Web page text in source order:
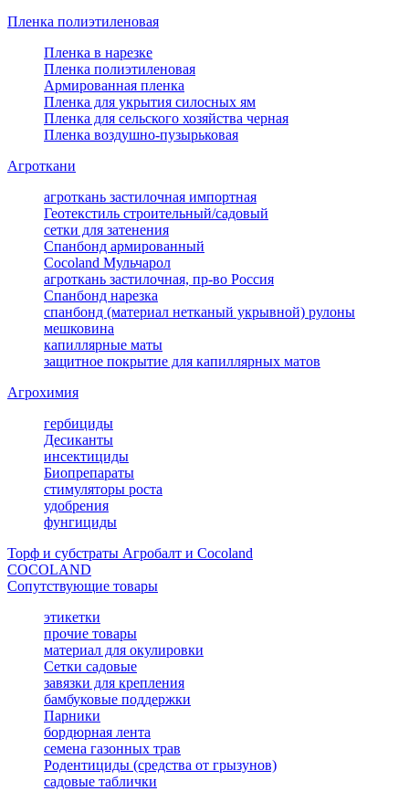
Пленка полиэтиленовая
Пленка в нарезке
Пленка полиэтиленовая
Армированная пленка
Пленка для укрытия силосных ям
Пленка для сельского хозяйства черная
Пленка воздушно-пузырьковая
Агроткани
агроткань застилочная импортная
Геотекстиль строительный/садовый
сетки для затенения
Спанбонд армированный
Cocoland Мульчарол
агроткань застилочная, пр-во Россия
Спанбонд нарезка
спанбонд (материал нетканый укрывной) рулоны
мешковина
капиллярные маты
защитное покрытие для капиллярных матов
Агрохимия
гербициды
Десиканты
инсектициды
Биопрепараты
стимуляторы роста
удобрения
фунгициды
Торф и субстраты Агробалт и Cocoland
COCOLAND
Сопутствующие товары
этикетки
прочие товары
материал для окулировки
Сетки садовые
завязки для крепления
бамбуковые поддержки
Парники
бордюрная лента
семена газонных трав
Родентициды (средства от грызунов)
садовые таблички